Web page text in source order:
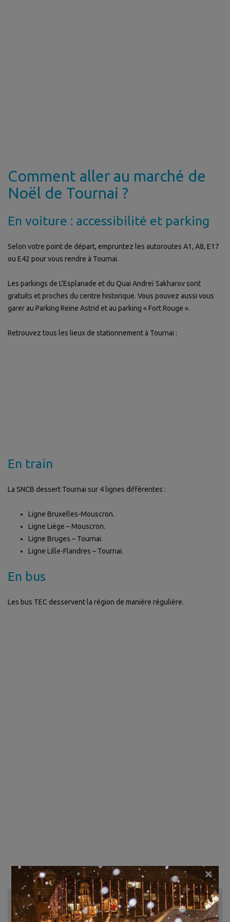
Comment aller au marché de
Noël de Tournai ?
En voiture : accessibilité et parking
Selon votre point de départ, empruntez les autoroutes A1, A8, E17
ou E42 pour vous rendre à Tournai.
Les parkings de L’Esplanade et du Quai Andreï Sakharov sont
gratuits et proches du centre historique. Vous pouvez aussi vous
garer au Parking Reine Astrid et au parking « Fort Rouge ».
Retrouvez tous les lieux de stationnement à Tournai :
En train
La SNCB dessert Tournai sur 4 lignes différentes :
Ligne Bruxelles-Mouscron.
Ligne Liège – Mouscron.
Ligne Bruges – Tournai.
Ligne Lille-Flandres – Tournai.
En bus
Les bus TEC desservent la région de manière régulière.
Recherche d'hôtels et autres...
×